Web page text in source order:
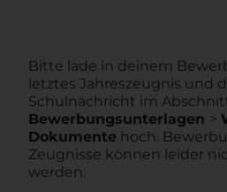
Bitte lade in deinem
letztes Jahreszeugnis und
Schulnachricht im
Bewerbungsunterlagen >
Dokumente hoch.
Zeugnisse können leider
werden.